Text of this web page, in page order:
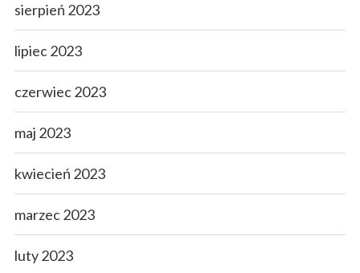
sierpień 2023
lipiec 2023
czerwiec 2023
maj 2023
kwiecień 2023
marzec 2023
luty 2023